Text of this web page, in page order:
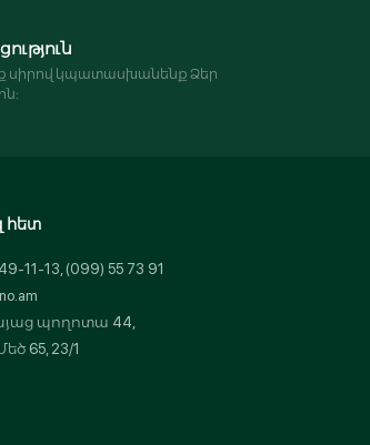
սիրով կպատասխանենք Ձեր
հետ
11-13, (099) 55 73 91
պողոտա 44,
65, 23/1